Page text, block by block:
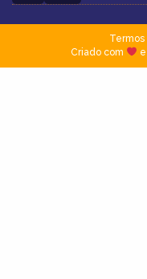
Termos|
Criado com
e